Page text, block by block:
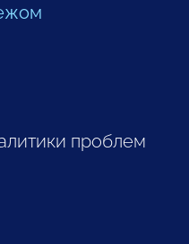
проблем